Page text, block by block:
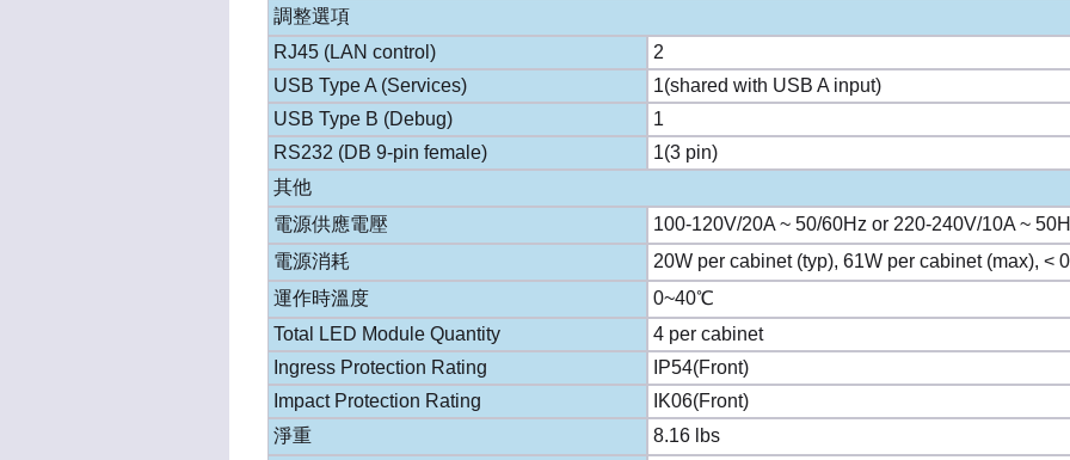
調整選項
RJ45 (LAN control)
2
USB Type A (Services)
1(shared with USB A input)
USB Type B (Debug)
1
RS232 (DB 9-pin female)
1(3 pin)
其他
電源供應電壓
100-120V/20A ~ 50/60Hz or 220-240V/10A ~
電源消耗
20W per cabinet (typ), 61W per cabinet (max), <
運作時溫度
0~40℃
Total LED Module Quantity
4 per cabinet
Ingress Protection Rating
IP54(Front)
Impact Protection Rating
IK06(Front)
淨重
8.16 lbs